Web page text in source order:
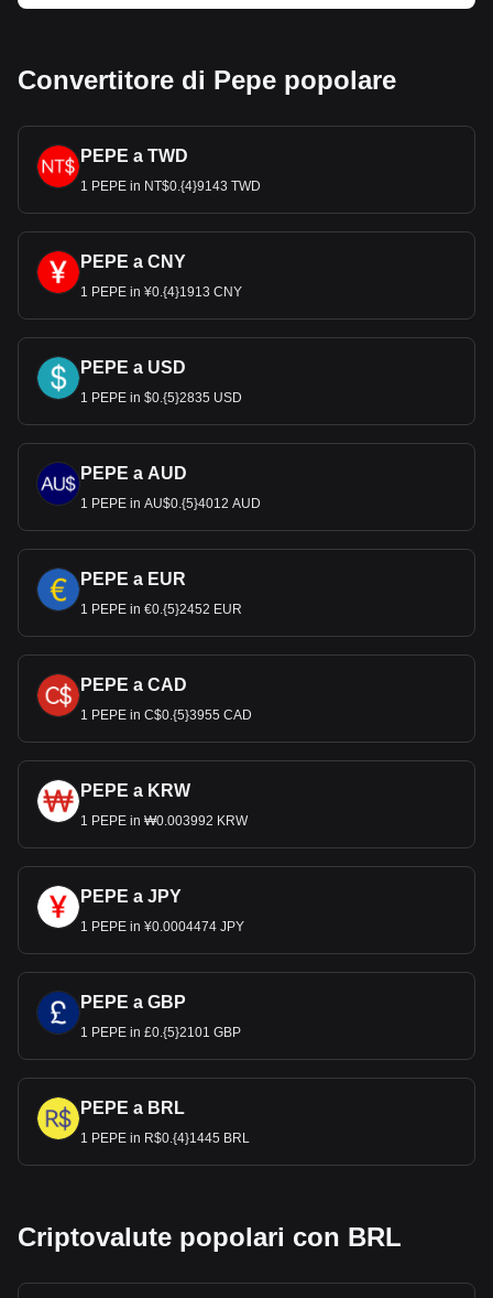
Convertitore di Pepe popolare
PEPE a TWD
1 PEPE in NT$0.{4}9143 TWD
PEPE a CNY
1 PEPE in ¥0.{4}1913 CNY
PEPE a USD
1 PEPE in $0.{5}2835 USD
PEPE a AUD
1 PEPE in AU$0.{5}4012 AUD
PEPE a EUR
1 PEPE in €0.{5}2452 EUR
PEPE a CAD
1 PEPE in C$0.{5}3955 CAD
PEPE a KRW
1 PEPE in ₩0.003992 KRW
PEPE a JPY
1 PEPE in ¥0.0004474 JPY
PEPE a GBP
1 PEPE in £0.{5}2101 GBP
PEPE a BRL
1 PEPE in R$0.{4}1445 BRL
Criptovalute popolari con BRL